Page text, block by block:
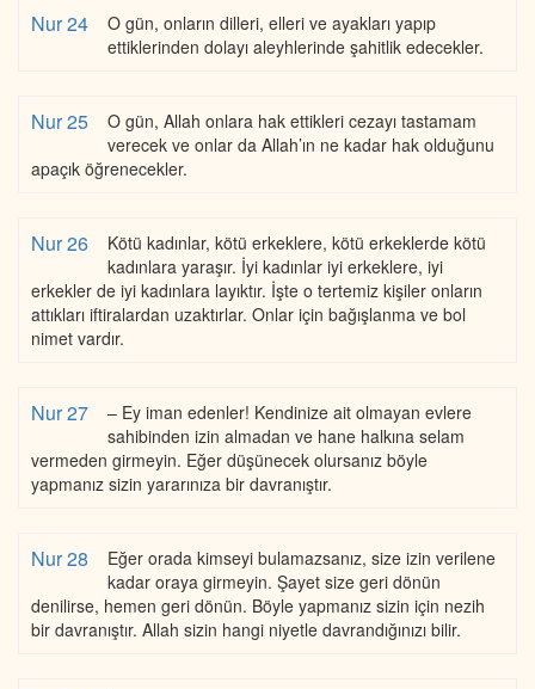
Nur 24
O gün, onların dilleri, elleri ve ayakları yapıp
ettiklerinden dolayı aleyhlerinde şahitlik edecekler.
Nur 25
O gün, Allah onlara hak ettikleri cezayı tastamam
verecek ve onlar da Allah’ın ne kadar hak olduğunu
apaçık öğrenecekler.
Nur 26
Kötü kadınlar, kötü erkeklere, kötü erkeklerde kötü
kadınlara yaraşır. İyi kadınlar iyi erkeklere, iyi
erkekler de iyi kadınlara layıktır. İşte o tertemiz kişiler onların
attıkları iftiralardan uzaktırlar. Onlar için bağışlanma ve bol
nimet vardır.
Nur 27
– Ey iman edenler! Kendinize ait olmayan evlere
sahibinden izin almadan ve hane halkına selam
vermeden girmeyin. Eğer düşünecek olursanız böyle
yapmanız sizin yararınıza bir davranıştır.
Nur 28
Eğer orada kimseyi bulamazsanız, size izin verilene
kadar oraya girmeyin. Şayet size geri dönün
denilirse, hemen geri dönün. Böyle yapmanız sizin için nezih
bir davranıştır. Allah sizin hangi niyetle davrandığınızı bilir.